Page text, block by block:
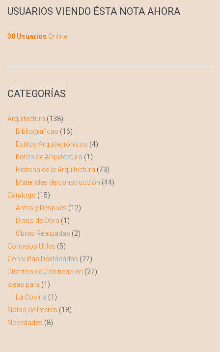
USUARIOS VIENDO ÉSTA NOTA AHORA
30 Usuarios Online
CATEGORÍAS
Arquitectura (138)
Bibliográficas (16)
Estilos Arquitectónicos (4)
Fotos de Arquitectura (1)
Historia de la Arquitectura (73)
Materiales de construcción (44)
Catalogo (15)
Antes y Despues (12)
Diario de Obra (1)
Obras Realizadas (2)
Consejos Utiles (5)
Consultas Destacadas (27)
Distritos de Zonificación (27)
Ideas para (1)
La Cocina (1)
Notas de Interes (18)
Novedades (8)